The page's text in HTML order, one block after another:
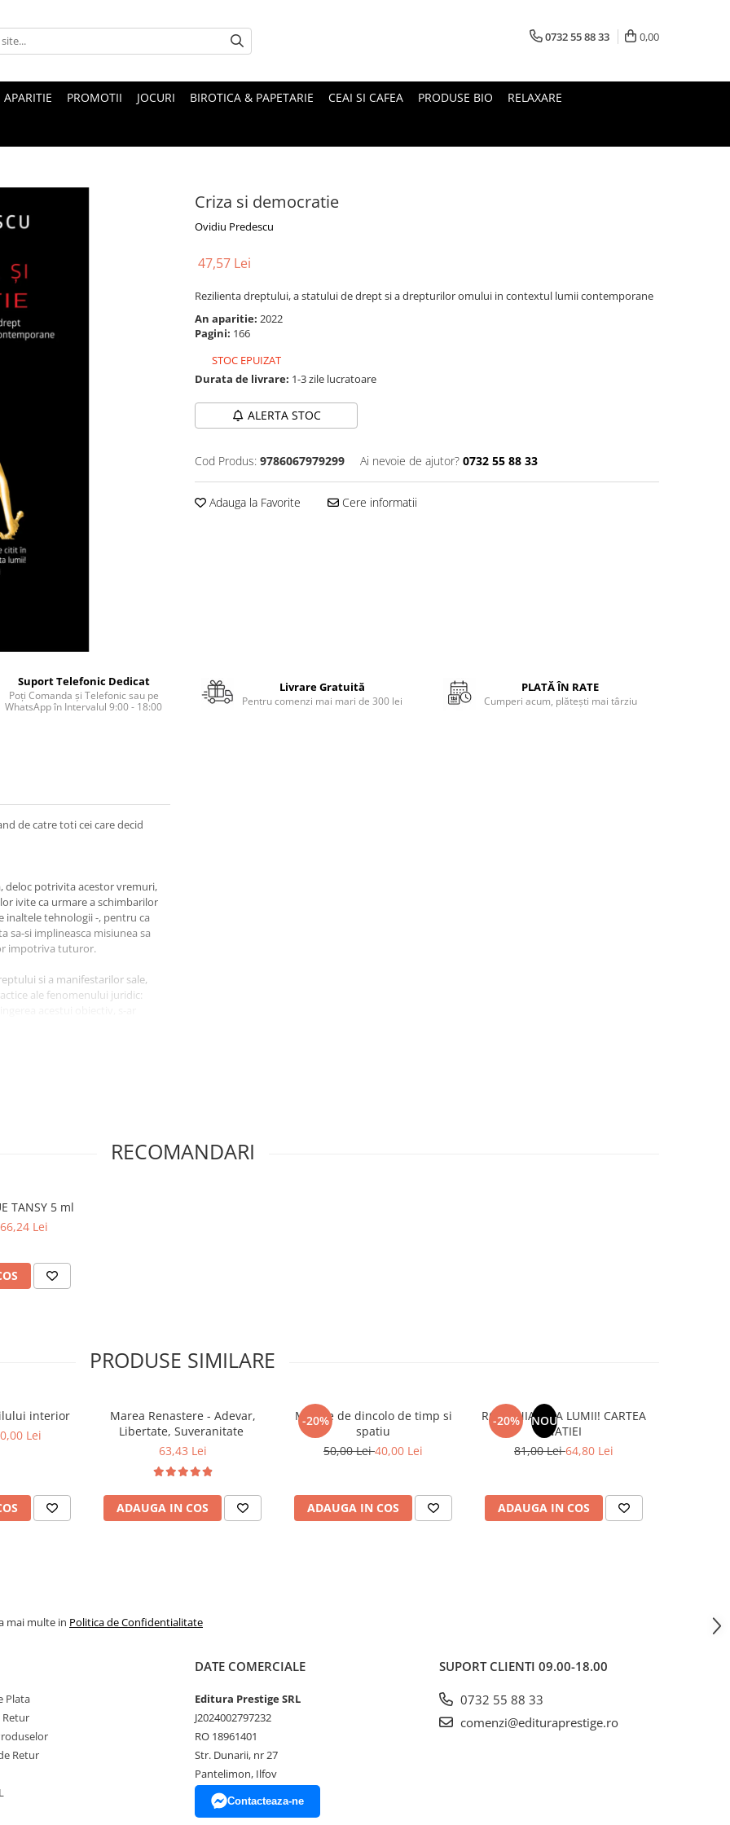
0732 55 88 33 0,00
PROMOTII JOCURI BIROTICA & PAPETARIE CEAI SI CAFEA PRODUSE BIO RELAXARE
Criza si democratie
Ovidiu Predescu
47,57 Lei
Rezilienta dreptului, a statului de drept si a drepturilor omului in contextul lumii contemporane
An aparitie: 2022
Pagini: 166
STOC EPUIZAT
Durata de livrare: 1-3 zile lucratoare
ALERTA STOC
Cod Produs: 9786067979299 Ai nevoie de ajutor? 0732 55 88 33
Adauga la Favorite Cere informatii
Suport Telefonic Dedicat
Poți Comanda și Telefonic sau pe
WhatsApp în Intervalul 9:00 - 18:00
Livrare Gratuită
Pentru comenzi mai mari de 300 lei
PLATĂ ÎN RATE
Cumperi acum, plătești mai târziu
de catre toti cei care decid
deloc potrivita acestor vremuri,
ivite ca urmare a schimbarilor
inaltele tehnologii -, pentru ca
sa-si implineasca misiunea sa
impotriva tuturor.
si a manifestarilor sale,
ale fenomenului juridic:
cercetarii stiintifice juridice
final, intelegerea stiintei
realitatea actuala impune ca
de inchizitorial, si
amenintari actuale si viitoare
RECOMANDARI
TANSY 5 ml
Lei
PRODUSE SIMILARE
interior
Lei
Marea Renastere - Adevar,
Libertate, Suveranitate
63,43 Lei
ADAUGA IN COS
-20%
Mesaje de dincolo de timp si
spatiu
50,00 Lei40,00 Lei
ADAUGA IN COS
-20% NOU
ROMANIA, AXA LUMII! CARTEA
NATIEI
81,00 Lei64,80 Lei
ADAUGA IN COS
mai multe in Politica de Confidentialitate
Plata
Retur
Retur
DATE COMERCIALE
Editura Prestige SRL
J2024002797232
RO 18961401
Str. Dunarii, nr 27
Pantelimon, Ilfov
Contacteaza-ne
SUPORT CLIENTI 09.00-18.00
0732 55 88 33
comenzi@edituraprestige.ro